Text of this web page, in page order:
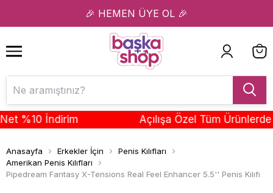
🎉 HEMEN ÜYE OL 🎉
1 2
İndirim Açılışa Özel Tüm Ürünlerde
Anasayfa Erkekler İçin
Penis Kılıfları
Amerikan Penis Kılıfları
Pipedream Fantasy X-Tensions Real Feel Enhancer 5.5'' Penis Kılıfı